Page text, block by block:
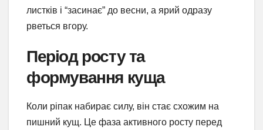
листків і “засинає” до весни, а ярий одразу
рветься вгору.
Період росту та
формування куща
Коли ріпак набирає силу, він стає схожим на
пишний кущ. Це фаза активного росту перед